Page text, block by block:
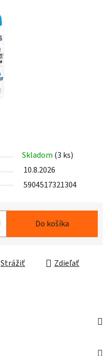
Skladom (3 ks)
10.8.2026
5904517321304
Do košíka
Strážiť Zdieľať